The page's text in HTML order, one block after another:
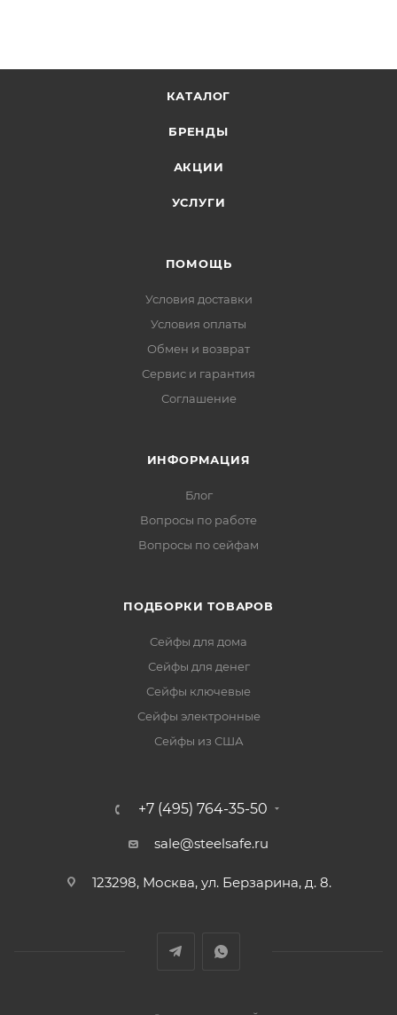
КАТАЛОГ
БРЕНДЫ
АКЦИИ
УСЛУГИ
ПОМОЩЬ
Условия доставки
Условия оплаты
Обмен и возврат
Сервис и гарантия
Соглашение
ИНФОРМАЦИЯ
Блог
Вопросы по работе
Вопросы по сейфам
ПОДБОРКИ ТОВАРОВ
Сейфы для дома
Сейфы для денег
Сейфы ключевые
Сейфы электронные
Сейфы из США
+7 (495) 764-35-50
sale@steelsafe.ru
123298, Москва, ул. Берзарина, д. 8.